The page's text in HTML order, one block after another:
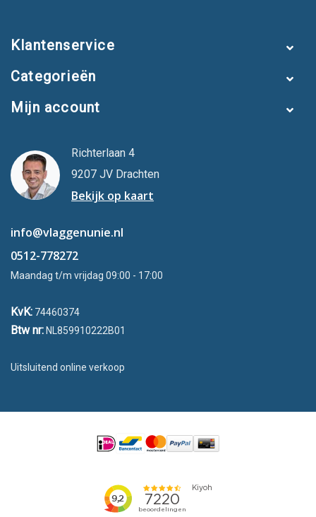
Klantenservice
Categorieën
Mijn account
Richterlaan 4
9207 JV Drachten
Bekijk op kaart
info@vlaggenunie.nl
0512-778272
Maandag t/m vrijdag 09:00 - 17:00
KvK: 74460374
Btw nr: NL859910222B01
Uitsluitend online verkoop